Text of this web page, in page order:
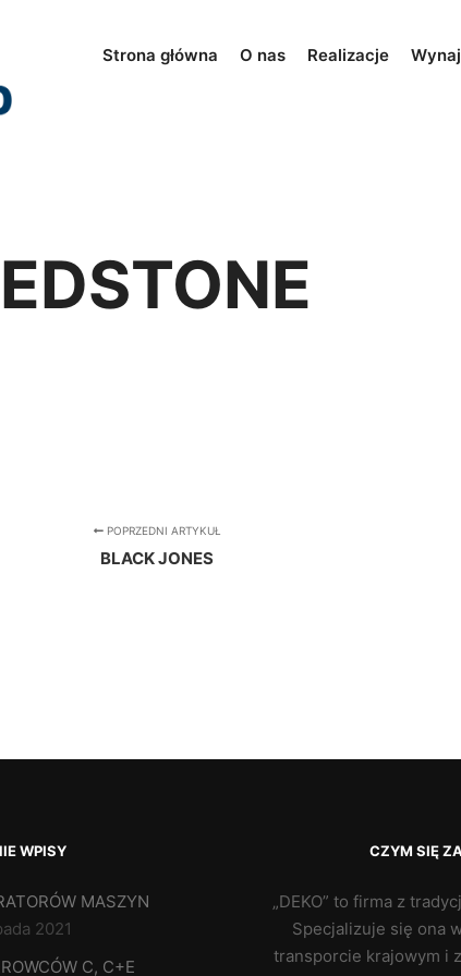
Strona główna O nas Realizacje
POPRZEDNI ARTYKUŁ
BLACK JONES
WPISY
MASZYN
2021
C, C+E
CZYM SIĘ
„DEKO” to firma z
Specjalizuje się ona
transporcie krajowym i